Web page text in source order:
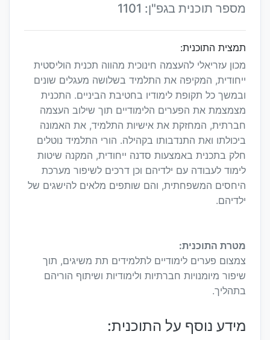
מספר תוכנית בגפ"ן: 1101
תמצית התוכנית:
מכון עזריאלי להעצמה חינוכית מהווה תכנית הוליסטית
ייחודית, המקיפה את התלמיד בשלושה מעגלים שונים
ובמשך כל תקופת לימודיו בחטיבת הביניים. התכנית
מצמצמת את הפערים הלימודיים תוך שילוב העצמה
חברתית, המחזקת את אישיות התלמיד, את האמונה
ביכולתו ואת התנדבותו בקהילה. הורי התלמיד נוטלים
חלק בתכנית באמצעות סדנה ייחודית, המקנה שיטות
לימוד לעבודה עם ילדיהם וכן דרכים לשיפור מערכת
היחסים המשפחתית, והם שותפים מלאים להישגים של
ילדיהם.
מטרת התוכנית:
צמצום פערים לימודיים לתלמידים תת משיגים, תוך
שיפור מיומנויות חברתיות ולימודיות ושיתוף הוריהם
בתהליך.
מידע נוסף על התוכנית: